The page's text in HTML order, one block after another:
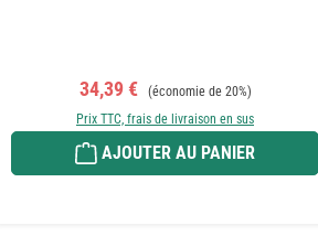
Prix de vente :
34,39 € Prix régulier :
(économie de 20%)
Prix TTC, frais de livraison en sus
AJOUTER AU PANIER